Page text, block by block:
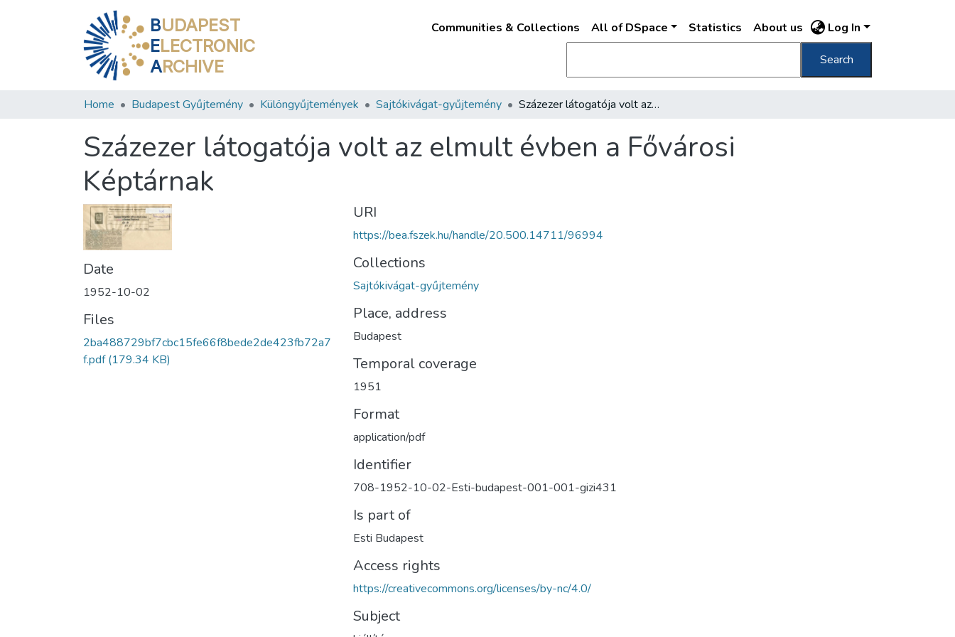
BUDAPEST
ELECTRONIC
ARCHIVE
Communities & Collections All of DSpace Statistics About us Log In
Search
Home Budapest Gyűjtemény Különgyűjtemények Sajtókivágat-gyűjtemény Százezer látogatója volt az elmult évben a Fővárosi Képtárnak
Százezer látogatója volt az elmult évben a Fővárosi
Képtárnak
Date
1952-10-02
Files
2ba488729bf7cbc15fe66f8bede2de423fb72a7
f.pdf(179.34 KB)
URI
https://bea.fszek.hu/handle/20.500.14711/96994
Collections
Sajtókivágat-gyűjtemény
Place, address
Budapest
Temporal coverage
1951
Format
application/pdf
Identifier
708-1952-10-02-Esti-budapest-001-001-gizi431
Is part of
Esti Budapest
Access rights
https://creativecommons.org/licenses/by-nc/4.0/
Subject